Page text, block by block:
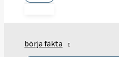
börja fäkta